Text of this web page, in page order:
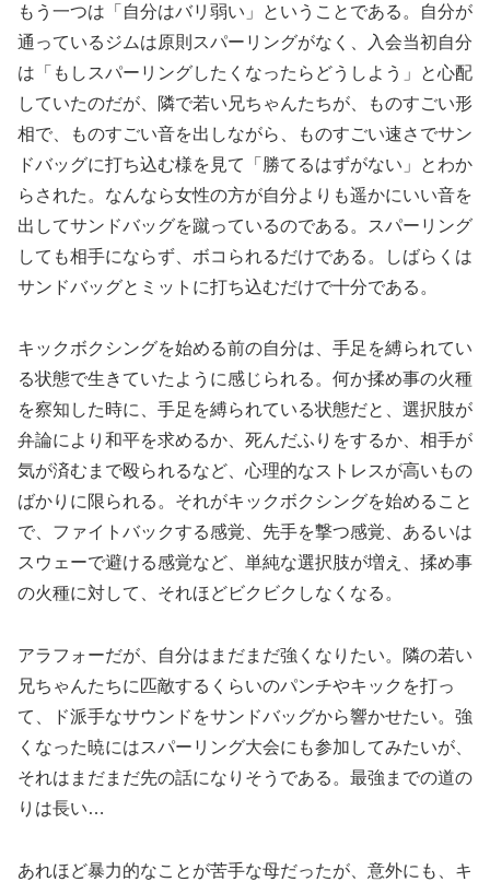
もう一つは「自分はバリ弱い」ということである。自分が
通っているジムは原則スパーリングがなく、入会当初自分
は「もしスパーリングしたくなったらどうしよう」と心配
していたのだが、隣で若い兄ちゃんたちが、ものすごい形
相で、ものすごい音を出しながら、ものすごい速さでサン
ドバッグに打ち込む様を見て「勝てるはずがない」とわか
らされた。なんなら女性の方が自分よりも遥かにいい音を
出してサンドバッグを蹴っているのである。スパーリング
しても相手にならず、ボコられるだけである。しばらくは
サンドバッグとミットに打ち込むだけで十分である。
キックボクシングを始める前の自分は、手足を縛られてい
る状態で生きていたように感じられる。何か揉め事の火種
を察知した時に、手足を縛られている状態だと、選択肢が
弁論により和平を求めるか、死んだふりをするか、相手が
気が済むまで殴られるなど、心理的なストレスが高いもの
ばかりに限られる。それがキックボクシングを始めること
で、ファイトバックする感覚、先手を撃つ感覚、あるいは
スウェーで避ける感覚など、単純な選択肢が増え、揉め事
の火種に対して、それほどビクビクしなくなる。
アラフォーだが、自分はまだまだ強くなりたい。隣の若い
兄ちゃんたちに匹敵するくらいのパンチやキックを打っ
て、ド派手なサウンドをサンドバッグから響かせたい。強
くなった暁にはスパーリング大会にも参加してみたいが、
それはまだまだ先の話になりそうである。最強までの道の
りは長い…
あれほど暴力的なことが苦手な母だったが、意外にも、キ